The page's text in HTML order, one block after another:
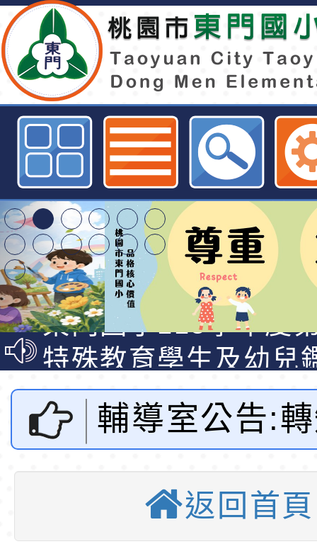
轉知桃園市治平高中112學年度國
園市東門國小全球資訊網
東門國小115學年度
梯特教代課教師甄選
公告(尚有缺額)
東門國小115學年度
梯特教代理教師甄選
公告(尚有缺額)
特殊教育學生及幼兒
明手冊(修訂版)與學
說明影片
轉知臺中市政府政風
光城市手牽手，綠能
走」動畫影片
本府115年70歲以上
員健康講座「吃得安
心」，請退休同仁踴
清華光罩教學專業論
動時代中的好老師：
教師韌性
轉環境部「淨零綠領
轉農業部桃園區農業
輔導室公告:
市治平高中
度國中部招
返回首頁